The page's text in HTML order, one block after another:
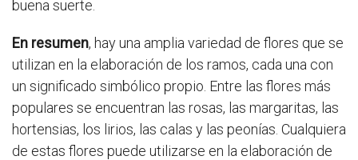
buena suerte.
En resumen, hay una amplia variedad de flores que se
utilizan en la elaboración de los ramos, cada una con
un significado simbólico propio. Entre las flores más
populares se encuentran las rosas, las margaritas, las
hortensias, los lirios, las calas y las peonías. Cualquiera
de estas flores puede utilizarse en la elaboración de